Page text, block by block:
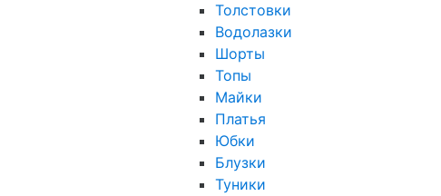
Толстовки
Водолазки
Шорты
Топы
Майки
Платья
Юбки
Блузки
Туники